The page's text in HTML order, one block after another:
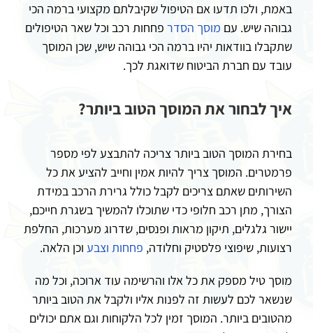
באמת, ולכו תדעו אם הטיפול שקיבלתם מקצועי ברמה הכי
גבוהה שיש. עם מוסך הסדר פחחות רכב וכל שאר הטיפולים
שתקבלו בוודאות יהיו ברמה הכי גבוהה שיש, שכן המוסך
עובד עם חברת הביטוח שדואגת לכך.
איך לבחור את המוסך הטוב ביותר?
בחירת המוסך הטוב ביותר צריכה להתבצע לפי מספר
פרמטרים. המוסך צריך להיות אמין וחייב להציע את כל
השירותים שאתם צריכים לקבל כולל גרירת הרכב במידת
הצורך, מתן רכב חלופי כדי שתוכלו להמשיך בשגרת חייכם,
יישור גלגלים, תיקון מראות ופנסים, שדרוג מערכות, החלפת
רצועות, שיפוצי פלסטיק וחלודה, פחחות וצבע וכן הלאה.
מוסך טיל מספק את כל אלו והרשימה עוד ארוכה, וכל מה
שנשאר לכם לעשות זה לפנות אליו ולקבל את הטוב ביותר
מהטובים ביותר. המוסך זמין לכל הלקוחות וגם אתם יכולים